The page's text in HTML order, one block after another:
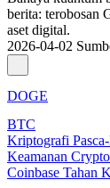
berita: terobosan
aset digital.
2026-04-02
DOGE
BTC
Kriptografi
Keamanan
Coinbase Tahan